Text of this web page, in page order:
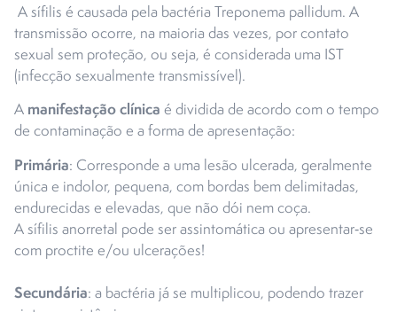
A sífilis é causada pela bactéria Treponema pallidum. A
transmissão ocorre, na maioria das vezes, por contato
sexual sem proteção, ou seja, é considerada uma IST
(infecção sexualmente transmissível).
A manifestação clínica é dividida de acordo com o tempo
de contaminação e a forma de apresentação:
Primária: Corresponde a uma lesão ulcerada, geralmente
única e indolor, pequena, com bordas bem delimitadas,
endurecidas e elevadas, que não dói nem coça.
A sífilis anorretal pode ser assintomática ou apresentar‐se
com proctite e/ou ulcerações!
Secundária: a bactéria já se multiplicou, podendo trazer